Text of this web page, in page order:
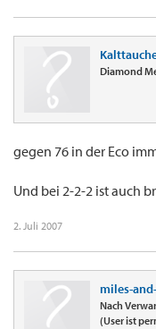
Diamond
gegen 76 in der Eco
Und bei 2-2-2 ist auch
2. Juli 2007
miles-
Nach
(User ist